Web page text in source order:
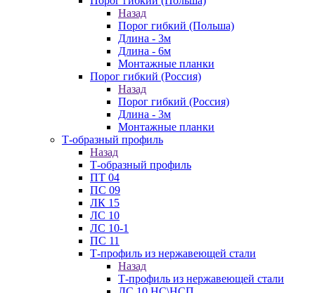
Назад
Порог гибкий (Польша)
Длина - 3м
Длина - 6м
Монтажные планки
Порог гибкий (Россия)
Назад
Порог гибкий (Россия)
Длина - 3м
Монтажные планки
Т-образный профиль
Назад
Т-образный профиль
ПТ 04
ПС 09
ЛК 15
ЛС 10
ЛС 10-1
ПС 11
Т-профиль из нержавеющей стали
Назад
Т-профиль из нержавеющей стали